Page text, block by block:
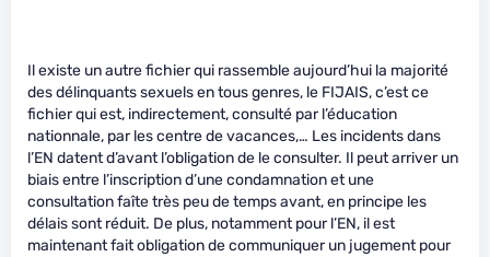
Il existe un autre fichier qui rassemble aujourd’hui la majorité
des délinquants sexuels en tous genres, le FIJAIS, c’est ce
fichier qui est, indirectement, consulté par l’éducation
nationnale, par les centre de vacances,… Les incidents dans
l’EN datent d’avant l’obligation de le consulter. Il peut arriver un
biais entre l’inscription d’une condamnation et une
consultation faîte très peu de temps avant, en principe les
délais sont réduit. De plus, notamment pour l’EN, il est
maintenant fait obligation de communiquer un jugement pour